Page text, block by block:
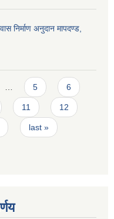
निर्माण अनुदान मापदण्ड,
5 6
11 12
last »